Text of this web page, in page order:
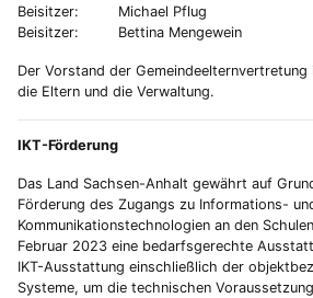
Beisitzer: Michael Pflug
Beisitzer: Bettina Mengewein
Der Vorstand der
die Eltern und die Verwaltung.
IKT-Förderung
Das Land Sachsen-Anhalt gewährt auf
Förderung des Zugangs zu Informations-
Kommunikationstechnologien an den
Februar 2023 eine bedarfsgerechte
IKT-Ausstattung einschließlich der
Systeme, um die technischen